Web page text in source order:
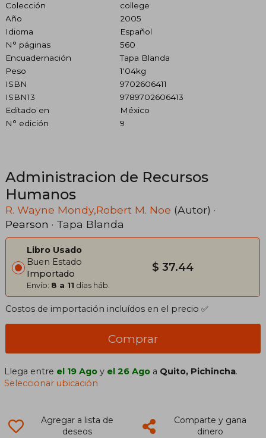
Colección
college
Año
2005
Idioma
Español
N° páginas
560
Encuadernación
Tapa Blanda
Peso
1'04kg
ISBN
9702606411
ISBN13
9789702606413
Editado en
México
N° edición
9
Administracion de Recursos
Humanos
R. Wayne Mondy,Robert M. Noe (Autor) ·
Pearson · Tapa Blanda
Libro Usado
Buen Estado
Importado
Envío: 8 a 11 días háb.
$ 37.44
Costos de importación incluídos en el precio ✅
Comprar
Llega entre el 19 Ago y el 26 Ago a Quito, Pichincha.
Seleccionar ubicación
Agregar a lista de
deseos
Comparte y gana
dinero